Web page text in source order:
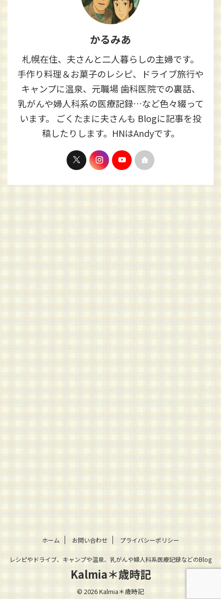
かるみあ
札幌在住、夫さんと二人暮らしの主婦です。
手作り料理＆お菓子のレシピ、ドライブ旅行や
キャンプに温泉、元職場 歯科医院での裏話、
乳がんや婦人科系の医療記録…など色々綴って
います。 ごくたまに夫さんも Blogに記事を投
稿したりします。HNはAndyです。
ホーム お問い合わせ プライバシーポリシー
レシピやドライブ、キャンプや温泉、乳がんや婦人科系医療記録などのBlog
Kalmia＊歳時記
© 2026 Kalmia＊歳時記